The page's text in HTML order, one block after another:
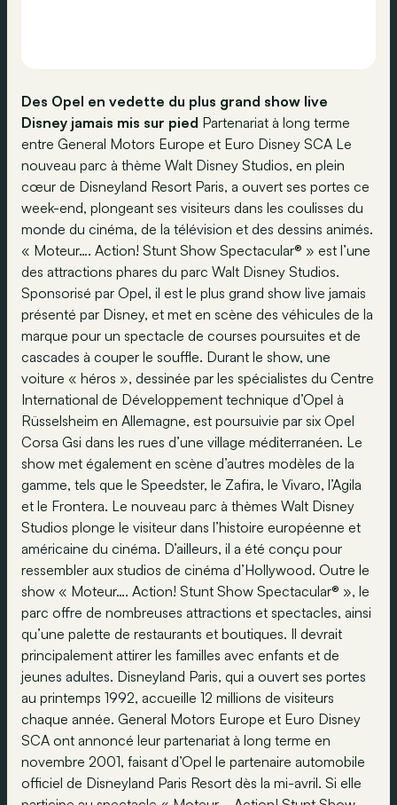
Des Opel en vedette du plus grand show live
Disney jamais mis sur pied Partenariat à long terme
entre General Motors Europe et Euro Disney SCA Le
nouveau parc à thème Walt Disney Studios, en plein
cœur de Disneyland Resort Paris, a ouvert ses portes ce
week-end, plongeant ses visiteurs dans les coulisses du
monde du cinéma, de la télévision et des dessins animés.
« Moteur…. Action! Stunt Show Spectacular® » est l’une
des attractions phares du parc Walt Disney Studios.
Sponsorisé par Opel, il est le plus grand show live jamais
présenté par Disney, et met en scène des véhicules de la
marque pour un spectacle de courses poursuites et de
cascades à couper le souffle. Durant le show, une
voiture « héros », dessinée par les spécialistes du Centre
International de Développement technique d’Opel à
Rüsselsheim en Allemagne, est poursuivie par six Opel
Corsa Gsi dans les rues d’une village méditerranéen. Le
show met également en scène d’autres modèles de la
gamme, tels que le Speedster, le Zafira, le Vivaro, l’Agila
et le Frontera. Le nouveau parc à thèmes Walt Disney
Studios plonge le visiteur dans l’histoire européenne et
américaine du cinéma. D’ailleurs, il a été conçu pour
ressembler aux studios de cinéma d’Hollywood. Outre le
show « Moteur…. Action! Stunt Show Spectacular® », le
parc offre de nombreuses attractions et spectacles, ainsi
qu’une palette de restaurants et boutiques. Il devrait
principalement attirer les familles avec enfants et de
jeunes adultes. Disneyland Paris, qui a ouvert ses portes
au printemps 1992, accueille 12 millions de visiteurs
chaque année. General Motors Europe et Euro Disney
SCA ont annoncé leur partenariat à long terme en
novembre 2001, faisant d’Opel le partenaire automobile
officiel de Disneyland Paris Resort dès la mi-avril. Si elle